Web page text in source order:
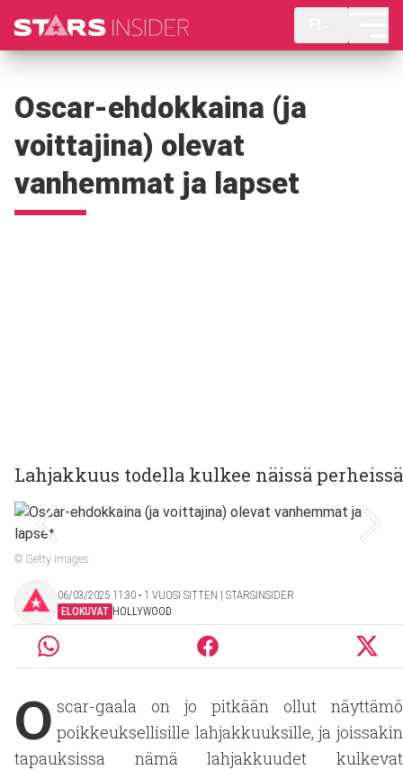
Oscar-ehdokkaina (ja
voittajina) olevat
vanhemmat ja lapset
Lahjakkuus todella kulkee näissä perheissä
© Getty Images
06/03/2025 11:30 ‧ 1 VUOSI SITTEN | STARSINSIDER
ELOKUVAT HOLLYWOOD
O scar-gaala on jo pitkään ollut näyttämö
poikkeuksellisille lahjakkuuksille, ja joissakin
tapauksissa nämä lahjakkuudet kulkevat